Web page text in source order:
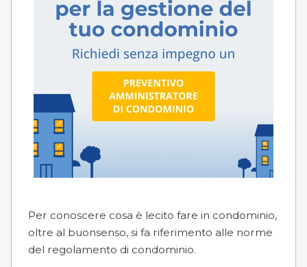
Per conoscere cosa è lecito fare in condominio,
oltre al buonsenso, si fa riferimento alle norme
del regolamento di condominio.